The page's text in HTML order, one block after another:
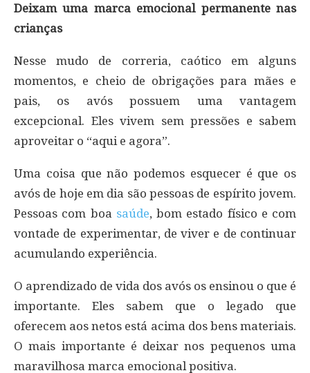
Deixam uma marca emocional permanente nas
crianças
Nesse mudo de correria, caótico em alguns
momentos, e cheio de obrigações para mães e
pais, os avós possuem uma vantagem
excepcional. Eles vivem sem pressões e sabem
aproveitar o “aqui e agora”.
Uma coisa que não podemos esquecer é que os
avós de hoje em dia são pessoas de espírito jovem.
Pessoas com boa saúde, bom estado físico e com
vontade de experimentar, de viver e de continuar
acumulando experiência.
O aprendizado de vida dos avós os ensinou o que é
importante. Eles sabem que o legado que
oferecem aos netos está acima dos bens materiais.
O mais importante é deixar nos pequenos uma
maravilhosa marca emocional positiva.